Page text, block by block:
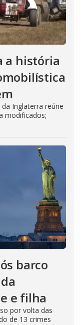
a história
Inglaterra reúne
modificados;
barco
e filha
por volta das
de 13 crimes